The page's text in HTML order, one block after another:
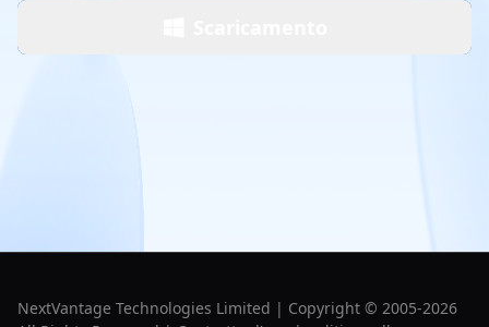
NextVantage Technologies Limited | Copyright © 2005-2026